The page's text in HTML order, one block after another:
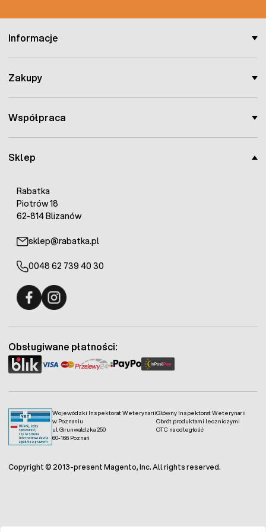
Sklep
Rabatka
Piotrów 18
62-814 Blizanów
sklep@rabatka.pl
0048 62 739 40 30
Informacje
Zakupy
Współpraca
Wojewódzki Inspektorat Weterynarii
w Poznaniu
ul. Grunwaldzka 250
60-166 Poznań
Główny Inspektorat Weterynarii
Obrót produktami leczniczymi
OTC na odległość
Obsługiwane płatności:
Copyright © 2013-present Magento, Inc. All rights reserved.